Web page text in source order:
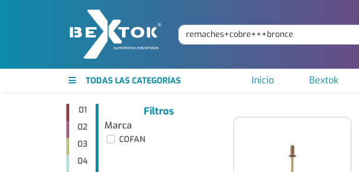
TODAS LAS CATEGORÍAS Inicio Bextok
01
02
03
04
Filtros
Marca
COFAN